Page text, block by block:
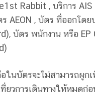
Rabbit , บริการ AIS
AEON , บัตร ที่ออกโดย
บัตร พนักงาน หรือ EP
ในบัตรจะไม่สามารถผูก
ยวการเดินทางให้หมดก่